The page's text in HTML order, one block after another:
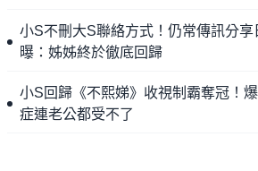
小S不刪大S聯絡方式！仍常傳訊分
曝：姊姊終於徹底回歸
小S回歸《不熙娣》收視制霸奪冠！
症連老公都受不了